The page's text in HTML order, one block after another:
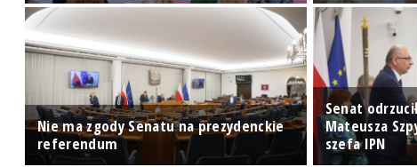
Nie ma zgody Senatu na prezydenckie
referendum
Senat
Mateusza
szefa IPN